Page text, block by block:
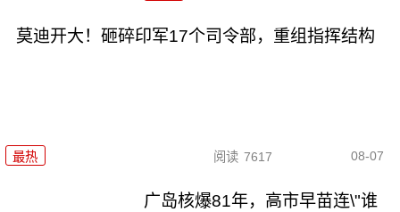
莫迪开大！砸碎印军17个司令部，重组指挥结构
最热 阅读 7617 08-07
广岛核爆81年，高市早苗连\"谁